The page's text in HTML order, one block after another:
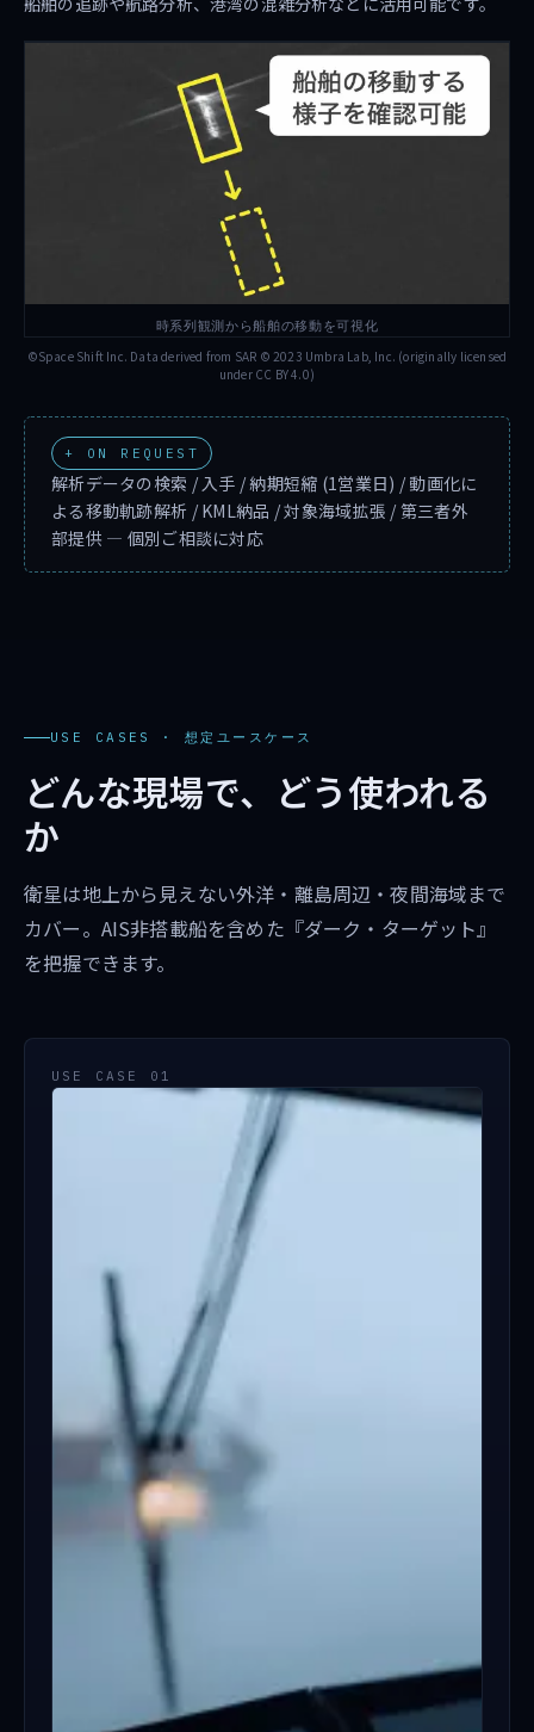
時系列観測から船舶の移動を可視化
©Space Shift Inc. Data derived from SAR © 2023 Umbra Lab, Inc. (originally licensed
under CC BY 4.0)
+ ON REQUEST
解析データの検索 / 入手 / 納期短縮 (1営業日) / 動画化に
よる移動軌跡解析 / KML納品 / 対象海域拡張 / 第三者外
部提供 — 個別ご相談に対応
USE CASES · 想定ユースケース
どんな現場で、どう使われる
か
衛星は地上から見えない外洋・離島周辺・夜間海域まで
カバー。AIS非搭載船を含めた『ダーク・ターゲット』
を把握できます。
USE CASE 01